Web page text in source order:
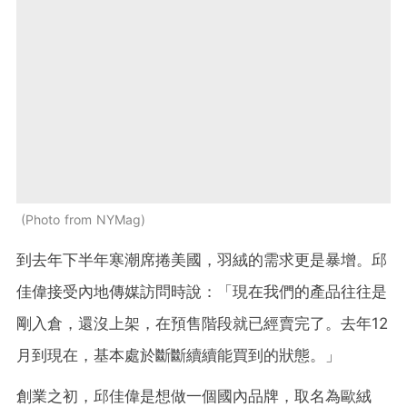
Photo from NYMag
到去年下半年寒潮席捲美國，羽絨的需求更是暴增。邱
佳偉接受內地傳媒訪問時說：「現在我們的產品往往是
剛入倉，還沒上架，在預售階段就已經賣完了。去年12
月到現在，基本處於斷斷續續能買到的狀態。」
創業之初，邱佳偉是想做一個國內品牌，取名為歐絨